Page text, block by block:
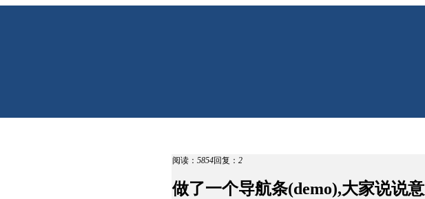
阅读： 5854回复： 2
做了一个导航条(demo),大家说说